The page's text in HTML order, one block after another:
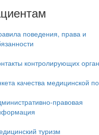
поведения, права и
контролирующих
качества медицинской
правовая
туризм